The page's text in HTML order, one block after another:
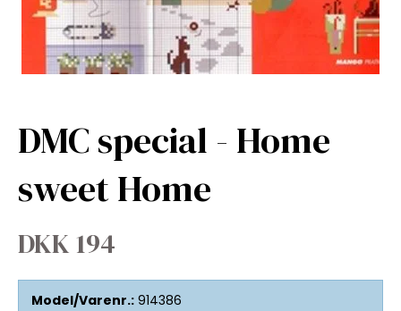
DMC special - Home
sweet Home
DKK 194
Model/Varenr.: 914386